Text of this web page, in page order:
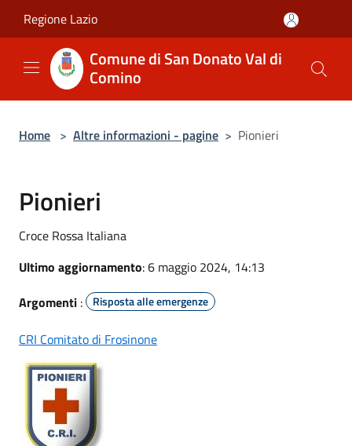
Regione Lazio
Comune di San Donato Val di
Comino
Home > Altre informazioni - pagine > Pionieri
Pionieri
Croce Rossa Italiana
Ultimo aggiornamento: 6 maggio 2024, 14:13
Argomenti : Risposta alle emergenze
CRI Comitato di Frosinone